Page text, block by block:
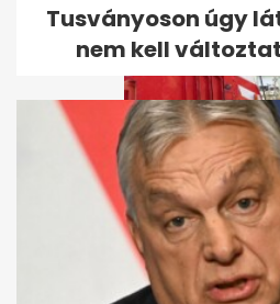
Tusványoson úgy
nem kell